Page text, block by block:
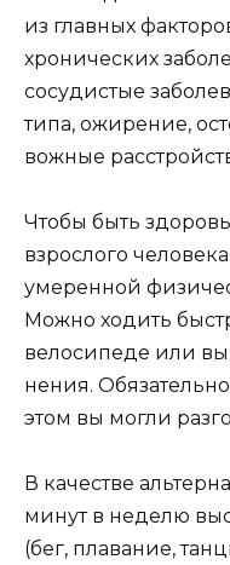
из главных
хронических
сосудистые
типа, ожирение,
вожные
Чтобы быть
взрослого
умеренной
Можно ходить
велосипеде или
нения.
этом вы могли
В качестве
минут в неделю
(бег, плавание,